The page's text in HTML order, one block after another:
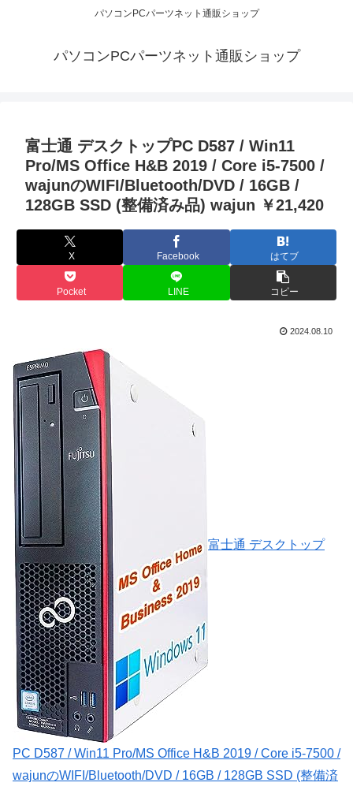
パソコンPCパーツネット通販ショップ
パソコンPCパーツネット通販ショップ
富士通 デスクトップPC D587 / Win11
Pro/MS Office H&B 2019 / Core i5-7500 /
wajunのWIFI/Bluetooth/DVD / 16GB /
128GB SSD (整備済み品) wajun ￥21,420
X Facebook はてブ
Pocket LINE コピー
2024.08.10
富士通 デスクトップ
PC D587 / Win11 Pro/MS Office H&B 2019 / Core i5-7500 /
wajunのWIFI/Bluetooth/DVD / 16GB / 128GB SSD (整備済